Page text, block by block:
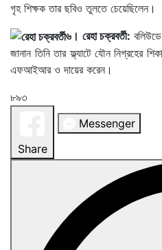
গৃহ শিক্ষক তার ছবিও তুলতে চেয়েছিলেন।
৬। রেহা চক্রবর্তী:
জানান তিনি তার ফ্ল্যাটে যৌন নিগ্রহের
এফআইআর ও দায়ের করেন।
৮৯৩
Share
Messenger